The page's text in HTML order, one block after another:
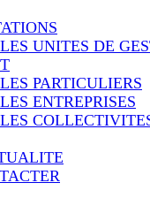
UNITES DE
PARTICULIERS
ENTREPRISES